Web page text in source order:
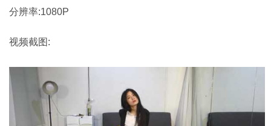
分辨率:1080P
视频截图: